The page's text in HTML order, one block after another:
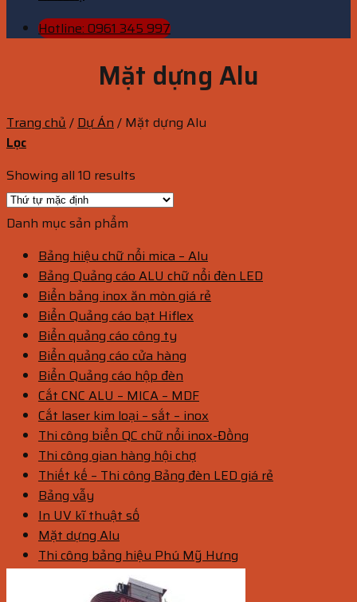
Hotline: 0961 345 997
Mặt dựng Alu
Trang chủ/Dự Án/ Mặt dựng Alu
Lọc
Showing all 10 results
Danh mục sản phẩm
Bảng hiệu chữ nổi mica – Alu
Bảng Quảng cáo ALU chữ nổi đèn LED
Biển bảng inox ăn mòn giá rẻ
Biển Quảng cáo bạt Hiflex
Biển quảng cáo công ty
Biển quảng cáo cửa hàng
Biển Quảng cáo hộp đèn
Cắt CNC ALU – MICA – MDF
Cắt laser kim loại – sắt – inox
Thi công biển QC chữ nổi inox-Đồng
Thi công gian hàng hội chợ
Thiết kế – Thi công Bảng đèn LED giá rẻ
Bảng vẫy
In UV kĩ thuật số
Mặt dựng Alu
Thi công bảng hiệu Phú Mỹ Hưng